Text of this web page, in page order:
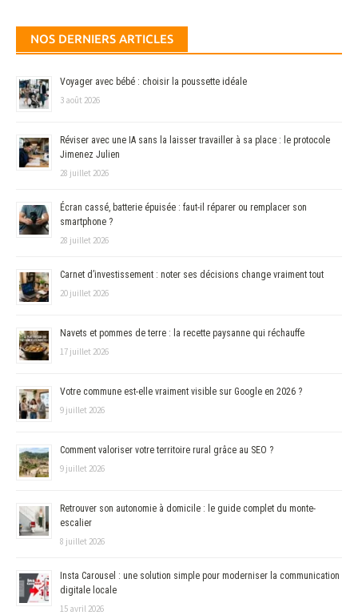
NOS DERNIERS ARTICLES
Voyager avec bébé : choisir la poussette idéale
3 août 2026
Réviser avec une IA sans la laisser travailler à sa place : le protocole
Jimenez Julien
28 juillet 2026
Écran cassé, batterie épuisée : faut-il réparer ou remplacer son
smartphone ?
28 juillet 2026
Carnet d’investissement : noter ses décisions change vraiment tout
20 juillet 2026
Navets et pommes de terre : la recette paysanne qui réchauffe
17 juillet 2026
Votre commune est-elle vraiment visible sur Google en 2026 ?
9 juillet 2026
Comment valoriser votre territoire rural grâce au SEO ?
9 juillet 2026
Retrouver son autonomie à domicile : le guide complet du monte-
escalier
8 juillet 2026
Insta Carousel : une solution simple pour moderniser la communication
digitale locale
15 avril 2026